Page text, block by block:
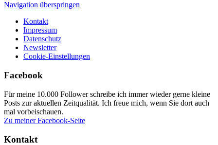
Navigation überspringen
Kontakt
Impressum
Datenschutz
Newsletter
Cookie-Einstellungen
Facebook
Für meine 10.000 Follower schreibe ich immer wieder gerne kleine
Posts zur aktuellen Zeitqualität. Ich freue mich, wenn Sie dort auch
mal vorbeischauen.
Zu meiner Facebook-Seite
Kontakt